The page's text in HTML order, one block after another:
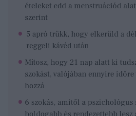
ételeket edd a menstruációd
szerint
5 apró trükk, hogy elkerüld a
reggeli kávéd után
Mítosz, hogy 21 nap alatt ki
szokást, valójában ennyire időre
hozzá
6 szokás, amitől a pszichológus
boldogabb és rendezettebb lesz